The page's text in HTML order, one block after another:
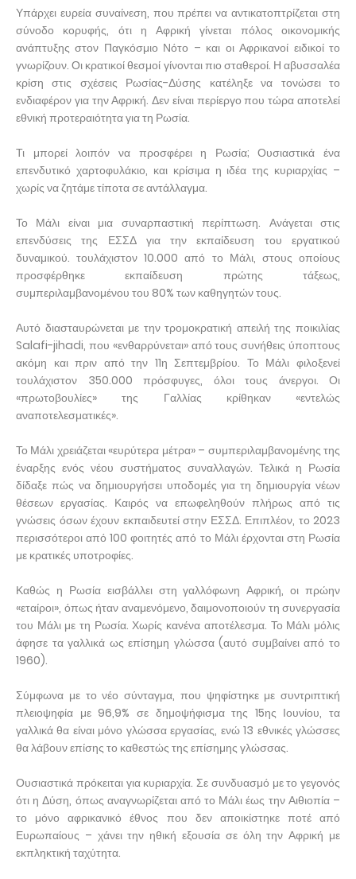
Υπάρχει ευρεία συναίνεση, που πρέπει να αντικατοπτρίζεται στη
σύνοδο κορυφής, ότι η Αφρική γίνεται πόλος οικονομικής
ανάπτυξης στον Παγκόσμιο Νότο – και οι Αφρικανοί ειδικοί το
γνωρίζουν. Οι κρατικοί θεσμοί γίνονται πιο σταθεροί. Η αβυσσαλέα
κρίση στις σχέσεις Ρωσίας-Δύσης κατέληξε να τονώσει το
ενδιαφέρον για την Αφρική. Δεν είναι περίεργο που τώρα αποτελεί
εθνική προτεραιότητα για τη Ρωσία.
Τι μπορεί λοιπόν να προσφέρει η Ρωσία; Ουσιαστικά ένα
επενδυτικό χαρτοφυλάκιο, και κρίσιμα η ιδέα της κυριαρχίας –
χωρίς να ζητάμε τίποτα σε αντάλλαγμα.
Το Μάλι είναι μια συναρπαστική περίπτωση. Ανάγεται στις
επενδύσεις της ΕΣΣΔ για την εκπαίδευση του εργατικού
δυναμικού. τουλάχιστον 10.000 από το Μάλι, στους οποίους
προσφέρθηκε εκπαίδευση πρώτης τάξεως,
συμπεριλαμβανομένου του 80% των καθηγητών τους.
Αυτό διασταυρώνεται με την τρομοκρατική απειλή της ποικιλίας
Salafi-jihadi, που «ενθαρρύνεται» από τους συνήθεις ύποπτους
ακόμη και πριν από την 11η Σεπτεμβρίου. Το Μάλι φιλοξενεί
τουλάχιστον 350.000 πρόσφυγες, όλοι τους άνεργοι. Οι
«πρωτοβουλίες» της Γαλλίας κρίθηκαν «εντελώς
αναποτελεσματικές».
Το Μάλι χρειάζεται «ευρύτερα μέτρα» – συμπεριλαμβανομένης της
έναρξης ενός νέου συστήματος συναλλαγών. Τελικά η Ρωσία
δίδαξε πώς να δημιουργήσει υποδομές για τη δημιουργία νέων
θέσεων εργασίας. Καιρός να επωφεληθούν πλήρως από τις
γνώσεις όσων έχουν εκπαιδευτεί στην ΕΣΣΔ. Επιπλέον, το 2023
περισσότεροι από 100 φοιτητές από το Μάλι έρχονται στη Ρωσία
με κρατικές υποτροφίες.
Καθώς η Ρωσία εισβάλλει στη γαλλόφωνη Αφρική, οι πρώην
«εταίροι», όπως ήταν αναμενόμενο, δαιμονοποιούν τη συνεργασία
του Μάλι με τη Ρωσία. Χωρίς κανένα αποτέλεσμα. Το Μάλι μόλις
άφησε τα γαλλικά ως επίσημη γλώσσα (αυτό συμβαίνει από το
1960).
Σύμφωνα με το νέο σύνταγμα, που ψηφίστηκε με συντριπτική
πλειοψηφία με 96,9% σε δημοψήφισμα της 15ης Ιουνίου, τα
γαλλικά θα είναι μόνο γλώσσα εργασίας, ενώ 13 εθνικές γλώσσες
θα λάβουν επίσης το καθεστώς της επίσημης γλώσσας.
Ουσιαστικά πρόκειται για κυριαρχία. Σε συνδυασμό με το γεγονός
ότι η Δύση, όπως αναγνωρίζεται από το Μάλι έως την Αιθιοπία –
το μόνο αφρικανικό έθνος που δεν αποικίστηκε ποτέ από
Ευρωπαίους – χάνει την ηθική εξουσία σε όλη την Αφρική με
εκπληκτική ταχύτητα.